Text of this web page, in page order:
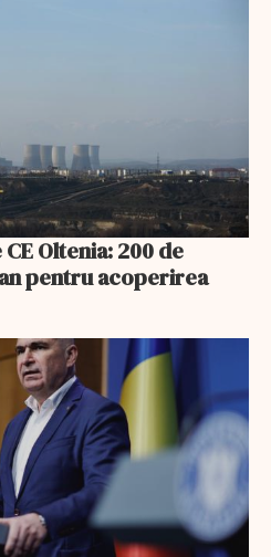
Oltenia: 200 de
pentru acoperirea